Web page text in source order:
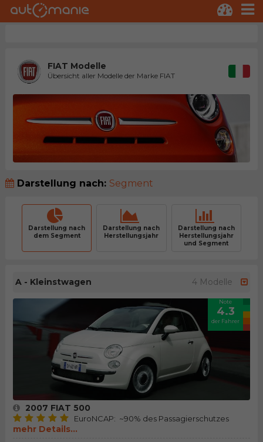
FIAT Modelle
Übersicht aller Modelle der Marke FIAT
Darstellung nach: Segment
Darstellung nach
dem Segment
Darstellung nach
Herstellungsjahr
Darstellung nach
Herstellungsjahr
und Segment
A - Kleinstwagen 4 Modelle
Note
4.3
der Fahrer
2007 FIAT 500
EuroNCAP: ~90% des Passagierschutzes
mehr Details...